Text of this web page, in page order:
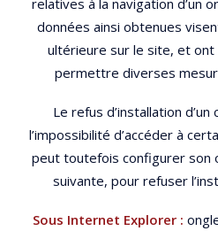
relatives à la navigation d’un
données ainsi obtenues
ultérieure sur le site, et ont
permettre diverses
Le refus d’installation
l’impossibilité d’accéder à
peut toutefois configurer son
suivante, pour refuser
Sous Internet Explorer :